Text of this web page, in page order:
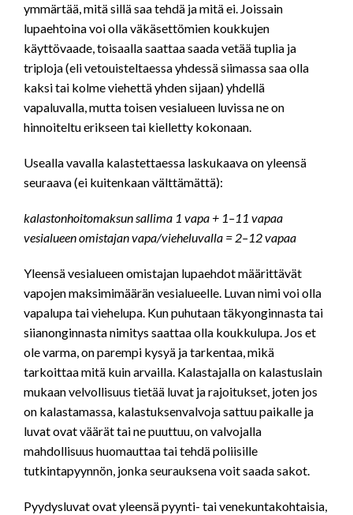
ymmärtää, mitä sillä saa tehdä ja mitä ei. Joissain
lupaehtoina voi olla väkäsettömien koukkujen
käyttövaade, toisaalla saattaa saada vetää tuplia ja
triploja (eli vetouisteltaessa yhdessä siimassa saa olla
kaksi tai kolme viehettä yhden sijaan) yhdellä
vapaluvalla, mutta toisen vesialueen luvissa ne on
hinnoiteltu erikseen tai kielletty kokonaan.
Usealla vavalla kalastettaessa laskukaava on yleensä
seuraava (ei kuitenkaan välttämättä):
kalastonhoitomaksun sallima 1 vapa + 1–11 vapaa
vesialueen omistajan vapa/vieheluvalla = 2–12 vapaa
Yleensä vesialueen omistajan lupaehdot määrittävät
vapojen maksimimäärän vesialueelle. Luvan nimi voi olla
vapalupa tai viehelupa. Kun puhutaan täkyonginnasta tai
siianonginnasta nimitys saattaa olla koukkulupa. Jos et
ole varma, on parempi kysyä ja tarkentaa, mikä
tarkoittaa mitä kuin arvailla. Kalastajalla on kalastuslain
mukaan velvollisuus tietää luvat ja rajoitukset, joten jos
on kalastamassa, kalastuksenvalvoja sattuu paikalle ja
luvat ovat väärät tai ne puuttuu, on valvojalla
mahdollisuus huomauttaa tai tehdä poliisille
tutkintapyynnön, jonka seurauksena voit saada sakot.
Pyydysluvat ovat yleensä pyynti- tai venekuntakohtaisia,